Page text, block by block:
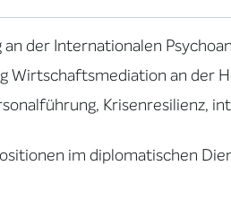
der Internationalen
Wirtschaftsmediation an der
Krisenresilienz,
im diplomatischen